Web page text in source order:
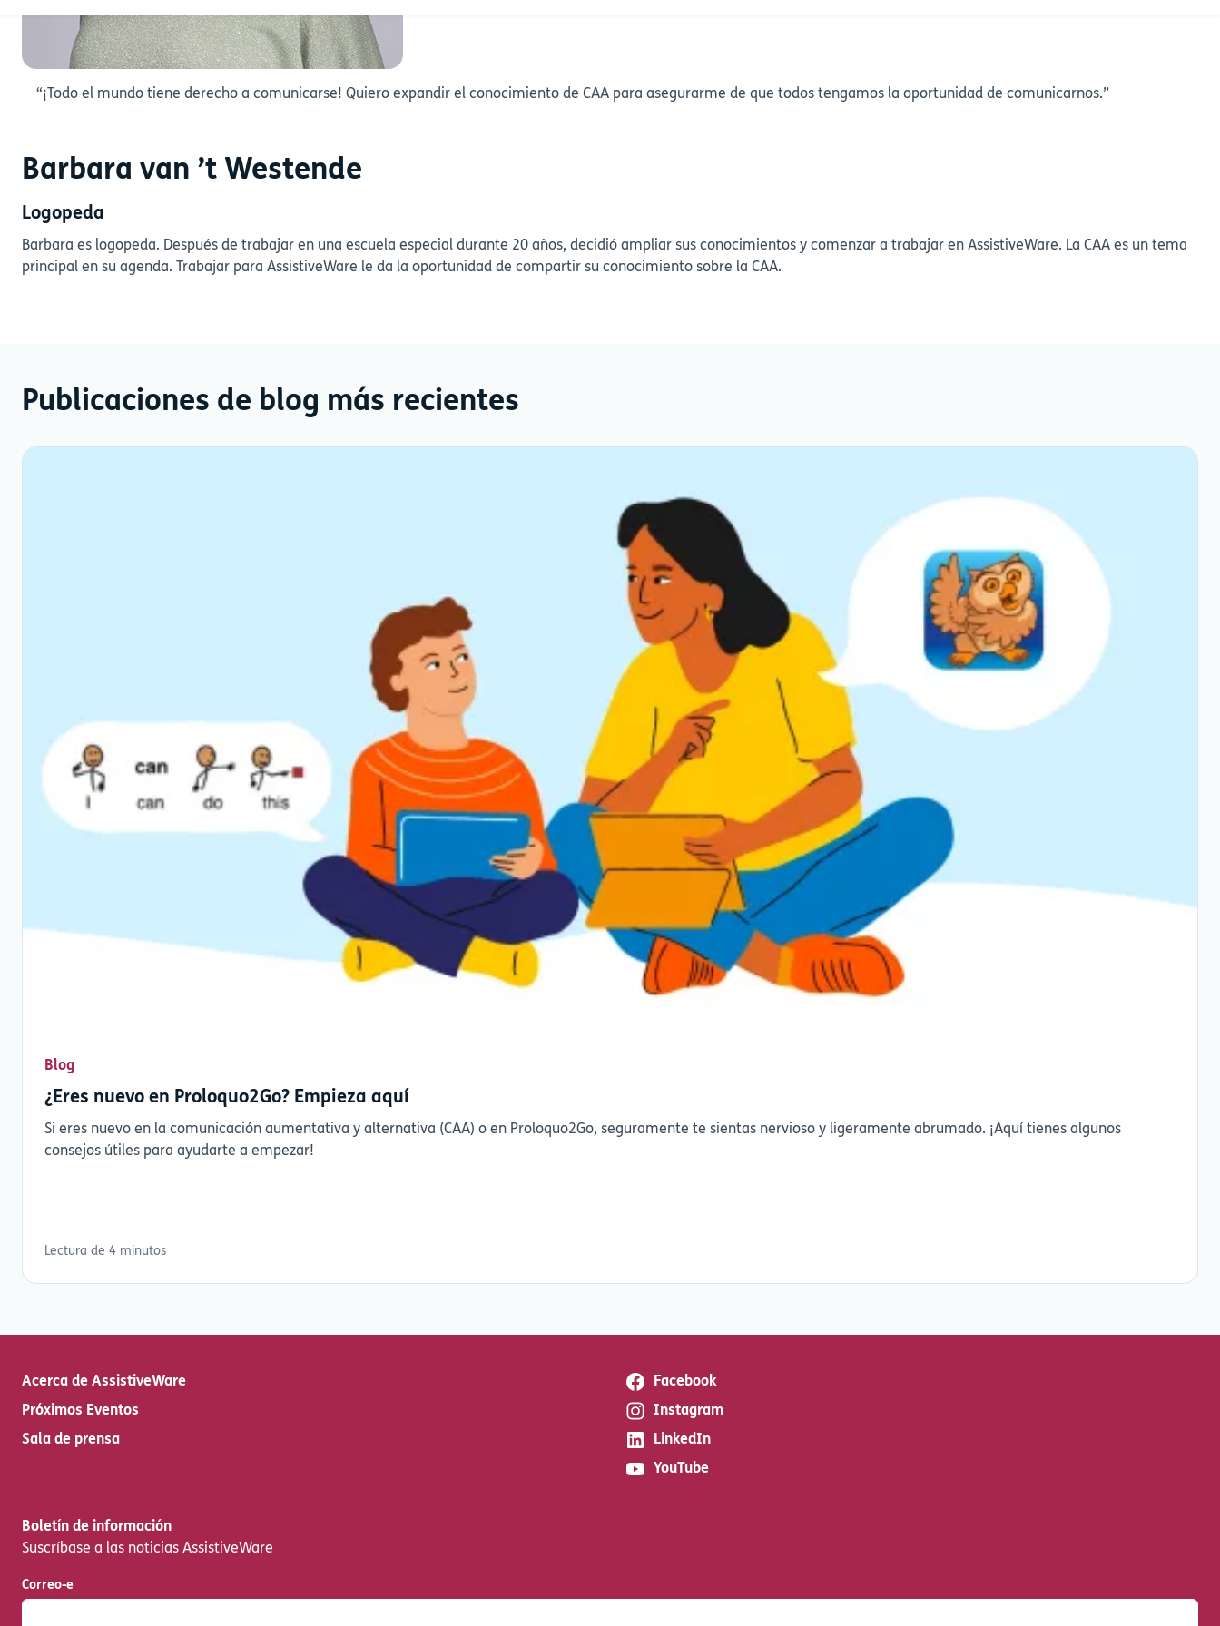
“¡Todo el mundo tiene derecho a comunicarse! Quiero expandir el conocimiento de CAA para asegurarme de que todos tengamos la oportunidad de comunicarnos.”
Barbara van ’t Westende
Logopeda
Barbara es logopeda. Después de trabajar en una escuela especial durante 20 años, decidió ampliar sus conocimientos y comenzar a trabajar en AssistiveWare. La CAA es un tema
principal en su agenda. Trabajar para AssistiveWare le da la oportunidad de compartir su conocimiento sobre la CAA.
Publicaciones de blog más recientes
Blog
¿Eres nuevo en Proloquo2Go? Empieza aquí
Si eres nuevo en la comunicación aumentativa y alternativa (CAA) o en Proloquo2Go, seguramente te sientas nervioso y ligeramente abrumado. ¡Aquí tienes algunos
consejos útiles para ayudarte a empezar!
Lectura de 4 minutos
Acerca de AssistiveWare
Próximos Eventos
Sala de prensa
Facebook
Instagram
LinkedIn
YouTube
Boletín de información
Suscríbase a las noticias AssistiveWare
Correo-e